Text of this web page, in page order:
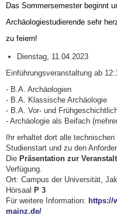
Das Sommersemester beginnt
Archäologiestudierende sehr
zu feiern!
Dienstag, 11.04.2023
Einführungsveranstaltung ab
- B.A. Archäologien
- B.A. Klassische Archäologie
- B.A. Vor- und
- Archäologie als Beifach
Ihr erhaltet dort alle
Studienstart und zu den
Die Präsentation zur
Verfügung.
Ort: Campus der Universität,
Hörsaal P 3
Für weitere Information: https://
mainz.de/